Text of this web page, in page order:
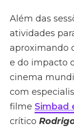
Além das
atividades
aproximando
e do impacto
cinema
com
filme Simbad
crítico